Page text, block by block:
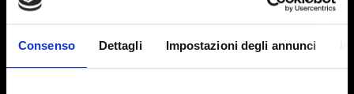
Consenso Dettagli Impostazioni degli annunci
Breve descrizione del problema